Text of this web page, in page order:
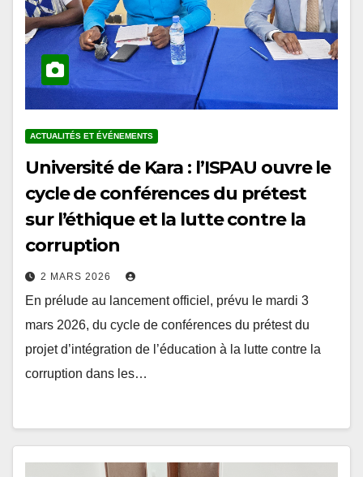
ACTUALITÉS ET ÉVÉNEMENTS
Université de Kara : l’ISPAU ouvre le
cycle de conférences du prétest
sur l’éthique et la lutte contre la
corruption
2 MARS 2026
En prélude au lancement officiel, prévu le mardi 3
mars 2026, du cycle de conférences du prétest du
projet d’intégration de l’éducation à la lutte contre la
corruption dans les…